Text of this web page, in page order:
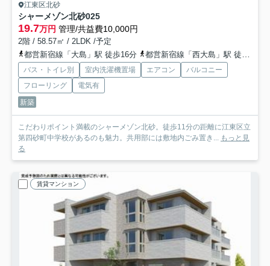
江東区北砂
シャーメゾン北砂025
19.7万円 管理/共益費10,000円
2階 / 58.57㎡ / 2LDK /予定
都営新宿線「大島」駅 徒歩16分
都営新宿線「西大島」駅 徒歩21分
バス・トイレ別 室内洗濯機置場 エアコン
バルコニー
フローリング
電気有
新築
こだわりポイント満載のシャーメゾン北砂。徒歩11分の距離に江東区立
第四砂町中学校があるのも魅力。共用部には敷地内ごみ置き... もっと見
る
賃貸マンション